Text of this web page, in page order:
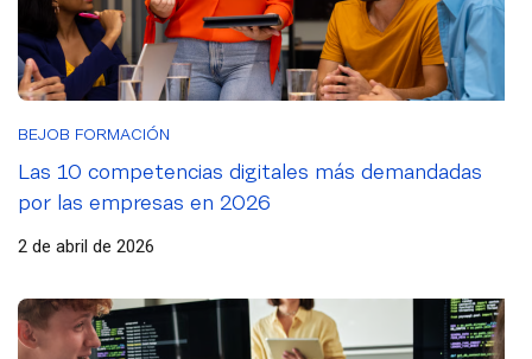
BEJOB FORMACIÓN
Las 10 competencias digitales más demandadas
por las empresas en 2026
2 de abril de 2026